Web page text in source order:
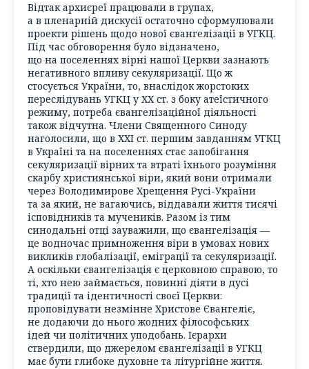
Відтак архиєреї працювали в групах,
а в пленарній дискусії остаточно сформулювали
проекти рішень щодо нової євангелізації в УГКЦ.
Під час обговорення було відзначено,
що на поселеннях вірні нашої Церкви зазнають
негативного впливу секуляризації. Що ж
стосується України, то, внаслідок жорстоких
переслідувань УГКЦ у ХХ ст. з боку атеїстичного
режиму, потреба євангелізаційної діяльності
також відчутна. Члени Священного Синоду
наголосили, що в ХХІ ст. першим завданням УГКЦ
в Україні та на поселеннях стає запобігання
секуляризації вірних та втраті їхнього розуміння
скарбу християнської віри, який вони отримали
через Володимирове Хрещення Русі-України
та за який, не вагаючись, віддавали життя тисячі
ісповідників та мучеників. Разом із тим
синодальні отці зауважили, що євангелізація —
це водночас примноження віри в умовах нових
викликів глобалізації, еміграції та секуляризації.
А оскільки євангелізація є церковною справою, то
ті, хто нею займається, повинні діяти в дусі
традиції та ідентичності своєї Церкви:
проповідувати незмінне Христове Євангеліє,
не додаючи до нього жодних філософських
ідей чи політичних уподобань. Ієрархи
ствердили, що джерелом євангелізації в УГКЦ
має бути глибоке духовне та літургійне життя.